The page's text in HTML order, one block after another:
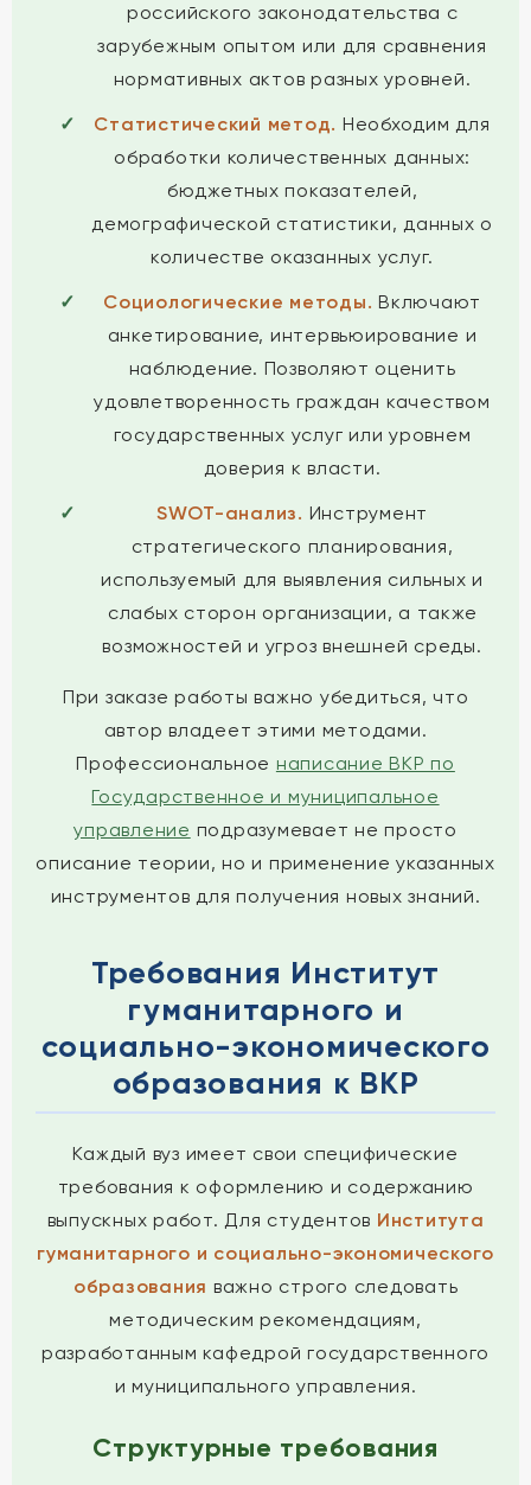
российского законодательства с
зарубежным опытом или для сравнения
нормативных актов разных уровней.
Статистический метод. Необходим для
обработки количественных данных:
бюджетных показателей,
демографической статистики, данных о
количестве оказанных услуг.
Социологические методы. Включают
анкетирование, интервьюирование и
наблюдение. Позволяют оценить
удовлетворенность граждан качеством
государственных услуг или уровнем
доверия к власти.
SWOT-анализ. Инструмент
стратегического планирования,
используемый для выявления сильных и
слабых сторон организации, а также
возможностей и угроз внешней среды.
При заказе работы важно убедиться, что
автор владеет этими методами.
Профессиональное написание ВКР по
Государственное и муниципальное
управление подразумевает не просто
описание теории, но и применение указанных
инструментов для получения новых знаний.
Требования Институт
гуманитарного и
социально-экономического
образования к ВКР
Каждый вуз имеет свои специфические
требования к оформлению и содержанию
выпускных работ. Для студентов Института
гуманитарного и социально-экономического
образования важно строго следовать
методическим рекомендациям,
разработанным кафедрой государственного
и муниципального управления.
Структурные требования